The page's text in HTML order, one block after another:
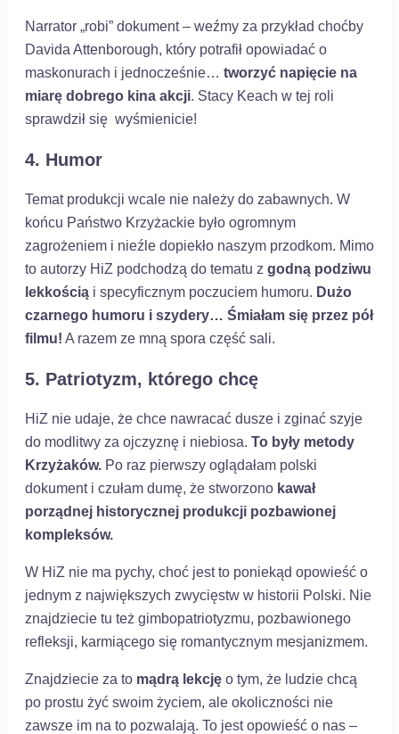
Narrator „robi” dokument – weźmy za przykład choćby
Davida Attenborough, który potrafił opowiadać o
maskonurach i jednocześnie… tworzyć napięcie na
miarę dobrego kina akcji. Stacy Keach w tej roli
sprawdził się wyśmienicie!
4. Humor
Temat produkcji wcale nie należy do zabawnych. W
końcu Państwo Krzyżackie było ogromnym
zagrożeniem i nieźle dopiekło naszym przodkom. Mimo
to autorzy HiZ podchodzą do tematu z godną podziwu
lekkością i specyficznym poczuciem humoru. Dużo
czarnego humoru i szydery… Śmiałam się przez pół
filmu! A razem ze mną spora część sali.
5. Patriotyzm, którego chcę
HiZ nie udaje, że chce nawracać dusze i zginać szyje
do modlitwy za ojczyznę i niebiosa. To były metody
Krzyżaków. Po raz pierwszy oglądałam polski
dokument i czułam dumę, że stworzono kawał
porządnej historycznej produkcji pozbawionej
kompleksów.
W HiZ nie ma pychy, choć jest to poniekąd opowieść o
jednym z największych zwycięstw w historii Polski. Nie
znajdziecie tu też gimbopatriotyzmu, pozbawionego
refleksji, karmiącego się romantycznym mesjanizmem.
Znajdziecie za to mądrą lekcję o tym, że ludzie chcą
po prostu żyć swoim życiem, ale okoliczności nie
zawsze im na to pozwalają. To jest opowieść o nas –